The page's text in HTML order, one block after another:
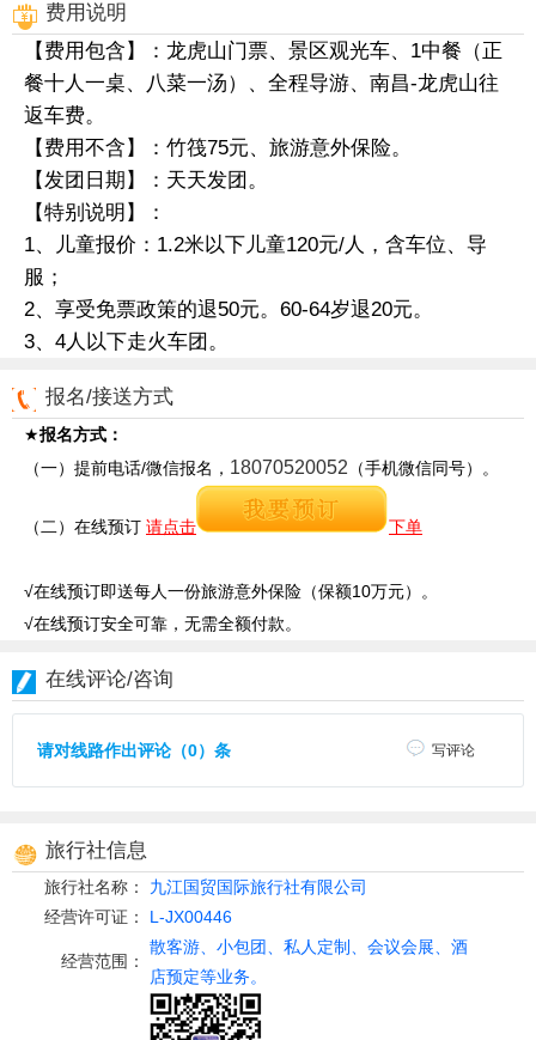
费用说明
【费用包含】：龙虎山门票、景区观光车、1中餐（正
餐十人一桌、八菜一汤）、全程导游、南昌-龙虎山往
返车费。
【费用不含】：竹筏75元、旅游意外保险。
【发团日期】：天天发团。
【特别说明】：
1、儿童报价：1.2米以下儿童120元/人，含车位、导
服；
2、享受免票政策的退50元。60-64岁退20元。
3、4人以下走火车团。
报名/接送方式
★报名方式：
（一）提前电话/微信报名， 18070520052 （手机微信同号）。
（二）在线预订 请点击 下单
√在线预订即送每人一份旅游意外保险（保额10万元）。
√在线预订安全可靠，无需全额付款。
在线评论/咨询
请对线路作出评论（0）条 写评论
旅行社信息
旅行社名称： 九江国贸国际旅行社有限公司
经营许可证： L-JX00446
经营范围：
散客游、小包团、私人定制、会议会展、酒
店预定等业务。